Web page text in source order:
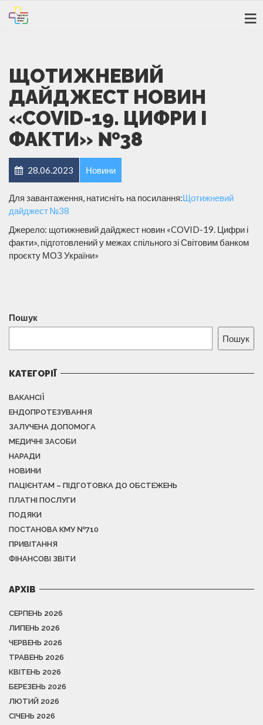
ЩОТИЖНЕВИЙ
ДАЙДЖЕСТ НОВИН
«COVID-19. ЦИФРИ І
ФАКТИ» №38
28.06.2023 Новини
Для завантаження, натисніть на посилання:Щотижневий
дайджест №38
Джерело: щотижневий дайджест новин «COVID-19. Цифри і
факти», підготовлений у межах спільного зі Світовим банком
проєкту МОЗ України»
Пошук
Пошук
КАТЕГОРІЇ
ВАКАНСІЇ
ЕНДОПРОТЕЗУВАННЯ
ЗАЛУЧЕНА ДОПОМОГА
МЕДИЧНІ ЗАСОБИ
НАРАДИ
НОВИНИ
ПАЦІЄНТАМ – ПІДГОТОВКА ДО ОБСТЕЖЕНЬ
ПЛАТНІ ПОСЛУГИ
ПОДЯКИ
ПОСТАНОВА КМУ №710
ПРИВІТАННЯ
ФІНАНСОВІ ЗВІТИ
АРХІВ
СЕРПЕНЬ 2026
ЛИПЕНЬ 2026
ЧЕРВЕНЬ 2026
ТРАВЕНЬ 2026
КВІТЕНЬ 2026
БЕРЕЗЕНЬ 2026
ЛЮТИЙ 2026
СІЧЕНЬ 2026